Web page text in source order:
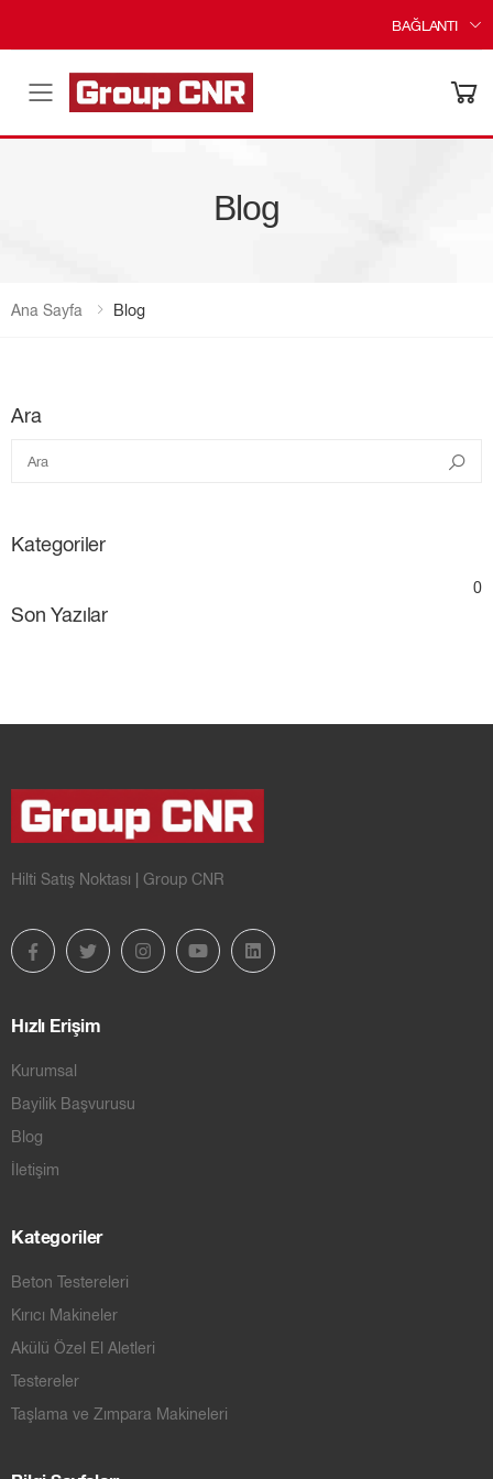
BAĞLANTI
Menü
Blog
Ana Sayfa Blog
Ara
Ara
Ara
Kategoriler
0
Son Yazılar
Hilti Satış Noktası | Group CNR
Hızlı Erişim
Kurumsal
Bayilik Başvurusu
Blog
İletişim
Kategoriler
Beton Testereleri
Kırıcı Makineler
Akülü Özel El Aletleri
Testereler
Taşlama ve Zımpara Makineleri